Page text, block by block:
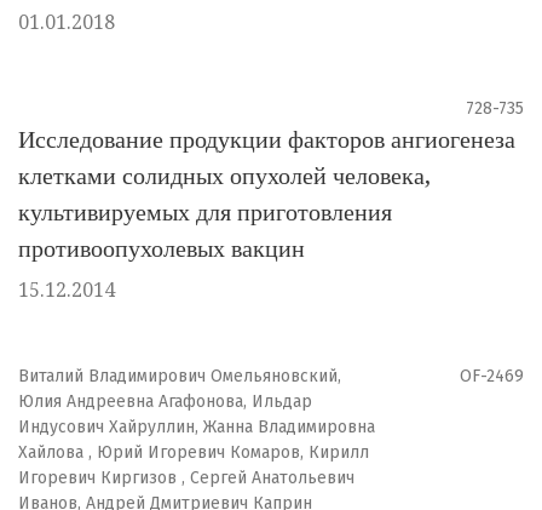
01.01.2018
728-735
Исследование продукции факторов ангиогенеза
клетками солидных опухолей человека,
культивируемых для приготовления
противоопухолевых вакцин
15.12.2014
Виталий Владимирович Омельяновский,
Юлия Андреевна Агафонова, Ильдар
Индусович Хайруллин, Жанна Владимировна
Хайлова , Юрий Игоревич Комаров, Кирилл
Игоревич Киргизов , Сергей Анатольевич
Иванов, Андрей Дмитриевич Каприн
OF-2469